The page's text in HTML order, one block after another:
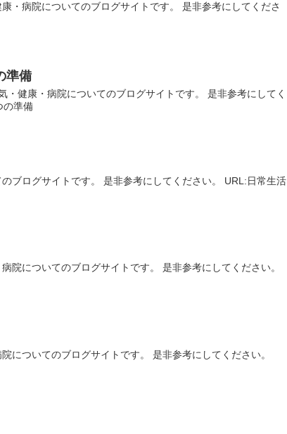
・病院についてのブログサイトです。 是非参考にしてくださ
準備
健康・病院についてのブログサイトです。 是非参考にしてく
の準備
ブログサイトです。 是非参考にしてください。 URL:日常生活
院についてのブログサイトです。 是非参考にしてください。
についてのブログサイトです。 是非参考にしてください。